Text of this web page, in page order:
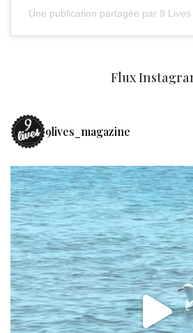
Une publication partagée par 9
Flux
9lives_magazine